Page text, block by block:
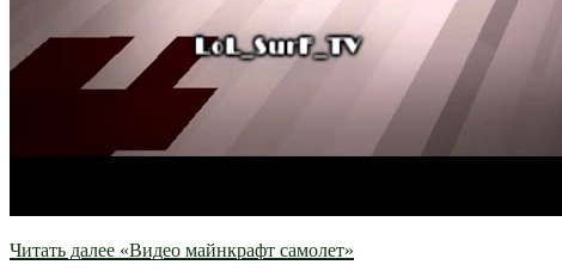
Читать далее «Видео майнкрафт самолет»